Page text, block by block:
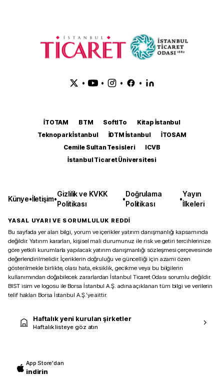
• • • •
İTOTAM BTM SoftITo
Kitap İstanbul
Teknopark İstanbul
İDTM İstanbul
İTOSAM
Cemile Sultan Tesisleri
ICVB
İstanbul Ticaret Üniversitesi
Künye•İletişim•
Gizlilik ve KVKK
Politikası
•
Doğrulama
Politikası
•
Yayın
İlkeleri
YASAL UYARI VE SORUMLULUK REDDİ
Bu sayfada yer alan bilgi, yorum ve içerikler yatırım danışmanlığı kapsamında
değildir. Yatırım kararları, kişisel mali durumunuz ile risk ve getiri tercihlerinize
göre yetkili kurumlarla yapılacak yatırım danışmanlığı sözleşmesi çerçevesinde
değerlendirilmelidir. İçeriklerin doğruluğu ve güncelliği için azami özen
gösterilmekle birlikte, olası hata, eksiklik, gecikme veya bu bilgilerin
kullanımından doğabilecek zararlardan İstanbul Ticaret Odası sorumlu değildir.
BIST isim ve logosu ile Borsa İstanbul A.Ş. adına açıklanan tüm bilgi ve verilerin
telif hakları Borsa İstanbul A.Ş.’ye aittir.
Haftalık yeni kurulan şirketler
Haftalık listeye göz atın
App Store'dan
indirin